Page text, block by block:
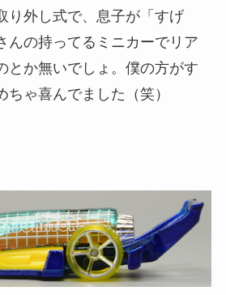
外し式で、息子が「すげ
んの持ってるミニカーでリア
とか無いでしょ。僕の方がす
ちゃ喜んでました（笑）